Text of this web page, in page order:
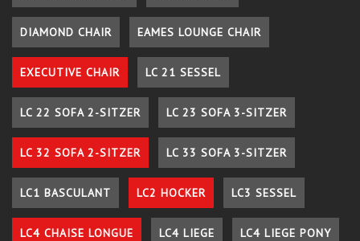
DIAMOND CHAIR EAMES LOUNGE CHAIR
EXECUTIVE CHAIR LC 21 SESSEL
LC 22 SOFA 2-SITZER LC 23 SOFA 3-SITZER
LC 32 SOFA 2-SITZER LC 33 SOFA 3-SITZER
LC1 BASCULANT LC2 HOCKER LC3 SESSEL
LC4 CHAISE LONGUE LC4 LIEGE LC4 LIEGE PONY